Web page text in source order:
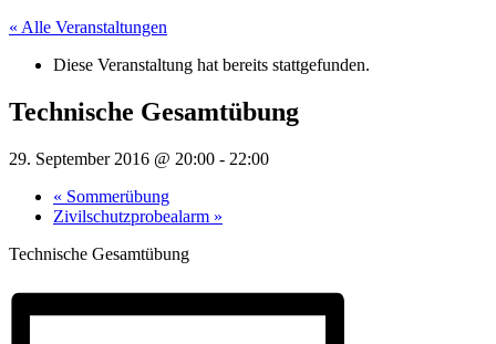
« Alle Veranstaltungen
Diese Veranstaltung hat bereits stattgefunden.
Technische Gesamtübung
29. September 2016 @ 20:00 - 22:00
« Sommerübung
Zivilschutzprobealarm »
Technische Gesamtübung